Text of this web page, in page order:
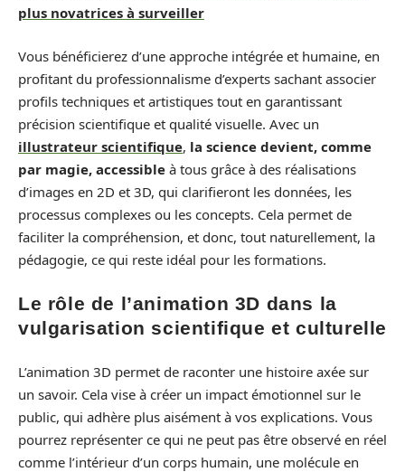
plus novatrices à surveiller
Vous bénéficierez d’une approche intégrée et humaine, en
profitant du professionnalisme d’experts sachant associer
profils techniques et artistiques tout en garantissant
précision scientifique et qualité visuelle. Avec un
illustrateur scientifique, la science devient, comme
par magie, accessible à tous grâce à des réalisations
d’images en 2D et 3D, qui clarifieront les données, les
processus complexes ou les concepts. Cela permet de
faciliter la compréhension, et donc, tout naturellement, la
pédagogie, ce qui reste idéal pour les formations.
Le rôle de l’animation 3D dans la
vulgarisation scientifique et culturelle
L’animation 3D permet de raconter une histoire axée sur
un savoir. Cela vise à créer un impact émotionnel sur le
public, qui adhère plus aisément à vos explications. Vous
pourrez représenter ce qui ne peut pas être observé en réel
comme l’intérieur d’un corps humain, une molécule en